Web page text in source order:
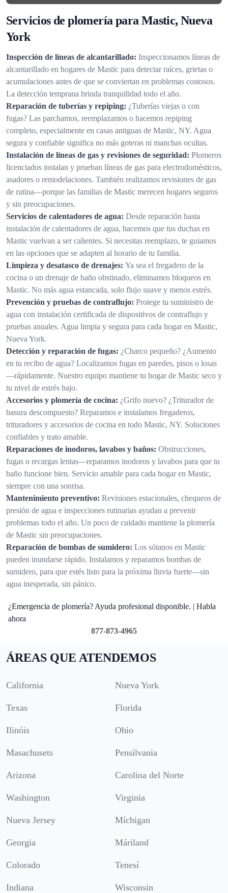
Servicios de plomería para Mastic, Nueva
York
Inspección de líneas de alcantarillado: Inspeccionamos líneas de
alcantarillado en hogares de Mastic para detectar raíces, grietas o
acumulaciones antes de que se conviertan en problemas costosos.
La detección temprana brinda tranquilidad todo el año.
Reparación de tuberías y repiping: ¿Tuberías viejas o con
fugas? Las parchamos, reemplazamos o hacemos repiping
completo, especialmente en casas antiguas de Mastic, NY. Agua
segura y confiable significa no más goteras ni manchas ocultas.
Instalación de líneas de gas y revisiones de seguridad: Plomeros
licenciados instalan y prueban líneas de gas para electrodomésticos,
asadores o remodelaciones. También realizamos revisiones de gas
de rutina—porque las familias de Mastic merecen hogares seguros
y sin preocupaciones.
Servicios de calentadores de agua: Desde reparación hasta
instalación de calentadores de agua, hacemos que tus duchas en
Mastic vuelvan a ser calientes. Si necesitas reemplazo, te guiamos
en las opciones que se adapten al horario de tu familia.
Limpieza y desatasco de drenajes: Ya sea el fregadero de la
cocina o un drenaje de baño obstinado, eliminamos bloqueos en
Mastic. No más agua estancada, solo flujo suave y menos estrés.
Prevención y pruebas de contraflujo: Protege tu suministro de
agua con instalación certificada de dispositivos de contraflujo y
pruebas anuales. Agua limpia y segura para cada hogar en Mastic,
Nueva York.
Detección y reparación de fugas: ¿Charco pequeño? ¿Aumento
en tu recibo de agua? Localizamos fugas en paredes, pisos o losas
—rápidamente. Nuestro equipo mantiene tu hogar de Mastic seco y
tu nivel de estrés bajo.
Accesorios y plomería de cocina: ¿Grifo nuevo? ¿Triturador de
basura descompuesto? Reparamos e instalamos fregaderos,
trituradores y accesorios de cocina en todo Mastic, NY. Soluciones
confiables y trato amable.
Reparaciones de inodoros, lavabos y baños: Obstrucciones,
fugas o recargas lentas—reparamos inodoros y lavabos para que tu
baño funcione bien. Servicio amable para cada hogar en Mastic,
siempre con una sonrisa.
Mantenimiento preventivo: Revisiones estacionales, chequeos de
presión de agua e inspecciones rutinarias ayudan a prevenir
problemas todo el año. Un poco de cuidado mantiene la plomería
de Mastic sin preocupaciones.
Reparación de bombas de sumidero: Los sótanos en Mastic
pueden inundarse rápido. Instalamos y reparamos bombas de
sumidero, para que estés listo para la próxima lluvia fuerte—sin
agua inesperada, sin pánico.
¿Emergencia de plomería? Ayuda profesional disponible. | Habla
ahora
877-873-4965
ÁREAS QUE ATENDEMOS
California Nueva York
Texas Florida
Ilinóis Ohio
Masachusets Pensilvania
Arizona Carolina del Norte
Washington Virginia
Nueva Jersey Míchigan
Georgia Máriland
Colorado Tenesí
Indiana Wisconsin